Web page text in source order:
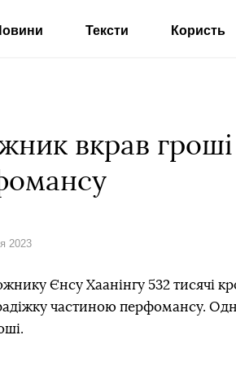
Тексти Користь
вкрав
2023
Єнсу Хаанінгу 532 тисячі
частиною перфомансу.